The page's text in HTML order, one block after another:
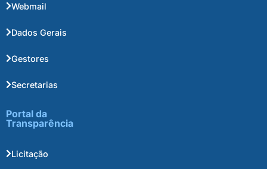
Webmail
Dados Gerais
Gestores
Secretarias
Portal da
Transparência
Licitação